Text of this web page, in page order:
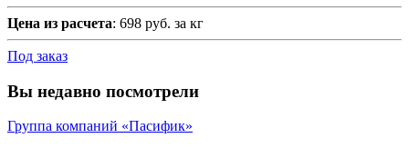
Цена из расчета: 698 руб. за кг
Под заказ
Вы недавно посмотрели
Группа компаний «Пасифик»